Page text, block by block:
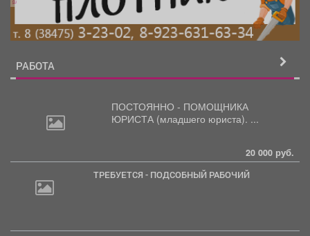
РАБОТА
ПОСТОЯННО - ПОМОЩНИКА
ЮРИСТА
(младшего юриста). ...
20 000 руб.
ТРЕБУЕТСЯ - ПОДСОБНЫЙ РАБОЧИЙ